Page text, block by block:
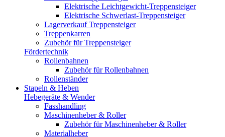
Elektrische Leichtgewicht-Treppensteiger
Elektrische Schwerlast-Treppensteiger
Lagerverkauf Treppensteiger
Treppenkarren
Zubehör für Treppensteiger
Fördertechnik
Rollenbahnen
Zubehör für Rollenbahnen
Rollenständer
Stapeln & Heben
Hebegeräte & Wender
Fasshandling
Maschinenheber & Roller
Zubehör für Maschinenheber & Roller
Materialheber